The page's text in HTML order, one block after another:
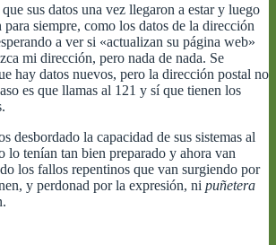
sus datos una vez llegaron a estar y luego
para siempre, como los datos de la dirección
a ver si «actualizan su página web»
mi dirección, pero nada de nada. Se
hay datos nuevos, pero la dirección postal no
es que llamas al 121 y sí que tienen los
desbordado la capacidad de sus sistemas al
lo tenían tan bien preparado y ahora van
los fallos repentinos que van surgiendo por
y perdonad por la expresión, ni puñetera